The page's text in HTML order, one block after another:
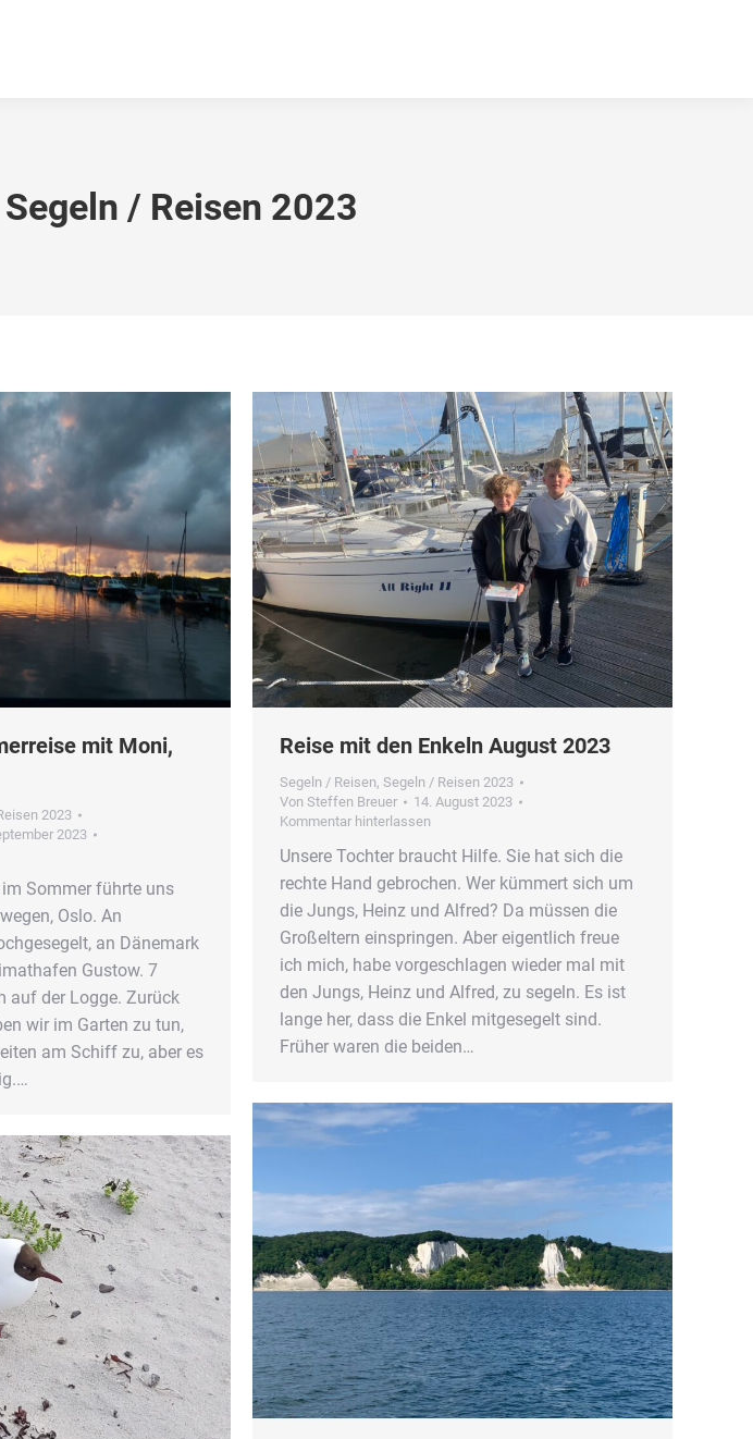
Segeln / Reisen 2023
mit Moni,
2023
2023
im Sommer führte uns
Oslo. An
an Dänemark
Gustow. 7
auf der Logge. Zurück
wir im Garten zu tun,
am Schiff zu, aber es
Reise mit den Enkeln August 2023
Segeln / Reisen, Segeln / Reisen 2023
Von Steffen Breuer
14. August 2023
Kommentar hinterlassen
Unsere Tochter braucht Hilfe. Sie hat sich die
rechte Hand gebrochen. Wer kümmert sich um
die Jungs, Heinz und Alfred? Da müssen die
Großeltern einspringen. Aber eigentlich freue
ich mich, habe vorgeschlagen wieder mal mit
den Jungs, Heinz und Alfred, zu segeln. Es ist
lange her, dass die Enkel mitgesegelt sind.
Früher waren die beiden…